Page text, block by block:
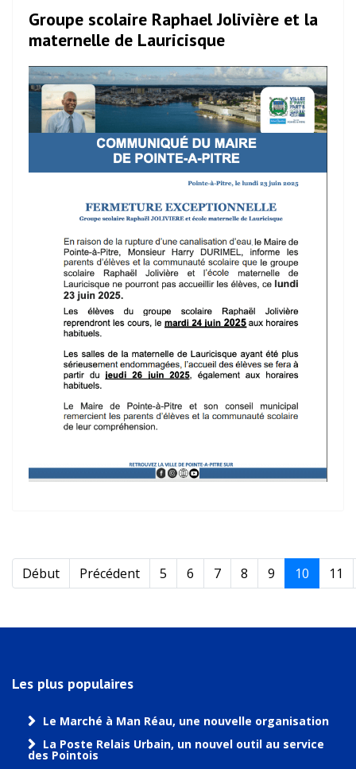
Groupe scolaire Raphael Jolivière et la
maternelle de Lauricisque
Début Précédent 5 6 7 8 9 10 11
Les plus populaires
Le Marché à Man Réau, une nouvelle organisation
La Poste Relais Urbain, un nouvel outil au service
des Pointois